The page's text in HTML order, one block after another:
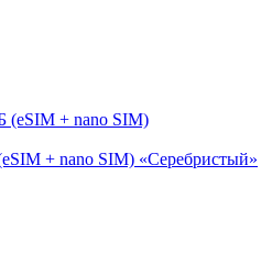
+ nano SIM) «Серебристый»